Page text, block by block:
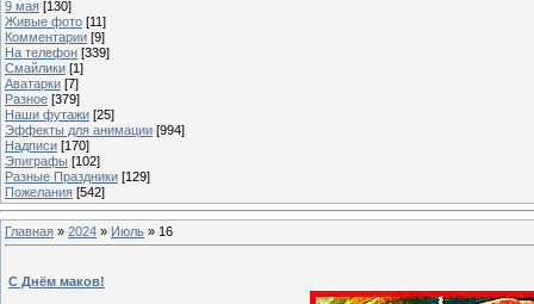
9 мая [130]
Живые фото [11]
Комментарии [9]
На телефон [339]
Смайлики [1]
Аватарки [7]
Разное [379]
Наши футажи [25]
Эффекты для анимации [994]
Надписи [170]
Эпиграфы [102]
Разные Праздники [129]
Пожелания [542]
Главная » 2024 » Июль » 16
С Днём маков!